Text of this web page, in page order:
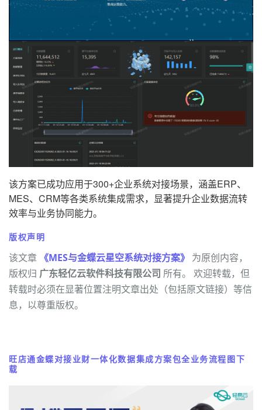
该方案已成功应用于300+企业系统对接场景，涵盖ERP、
MES、CRM等各类系统集成需求，显著提升企业数据流转
效率与业务协同能力。
版权声明
该文章 《MES与金蝶云星空系统对接方案》 为原创内容，
版权归 广东轻亿云软件科技有限公司 所有。 欢迎转载，但
转载时必须在显著位置注明文章出处（包括原文链接）等信
息，以尊重版权。
旺店通金蝶对接业财一体化数据集成方案包全业务流程图下
载